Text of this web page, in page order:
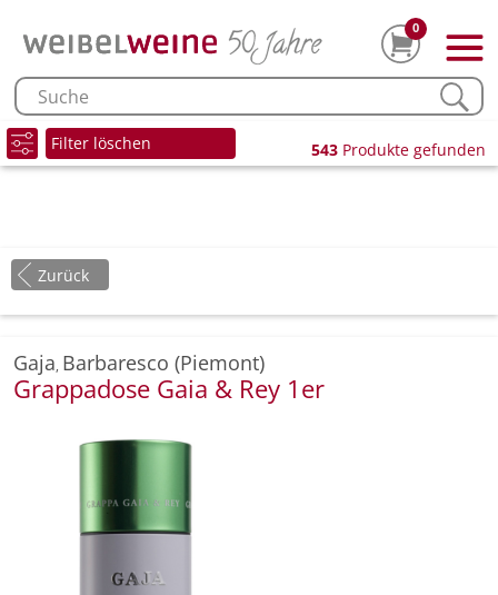
0
Filter löschen 543 Produkte gefunden
Zurück
Gaja, Barbaresco (Piemont)
Grappadose Gaia & Rey 1er